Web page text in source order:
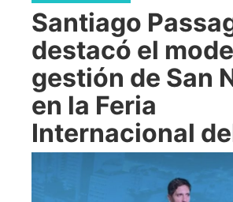
Santiago
destacó el
gestión de San
en la Feria
Internacional